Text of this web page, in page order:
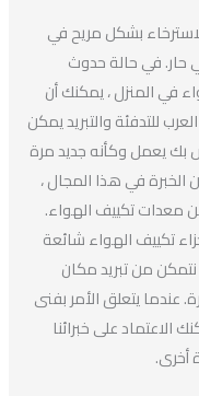
بشكل مريح في
في حالة حدوث
، يمكنك أن
والتبريد يمكن
وكأنه جديد مرة
من الخبرة في هذا المجال ،
تكييف الهواء.
الهواء شائعة
من تبريد مكان
يتعلق الأمر بفنى
على خبرائنا